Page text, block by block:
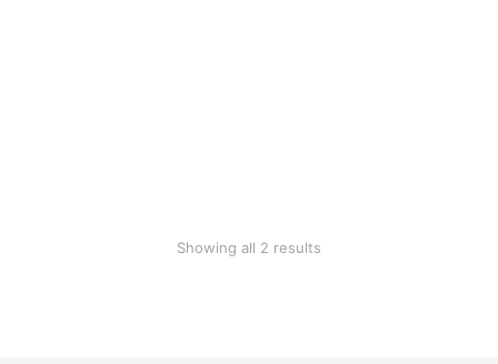
Showing all 2 results